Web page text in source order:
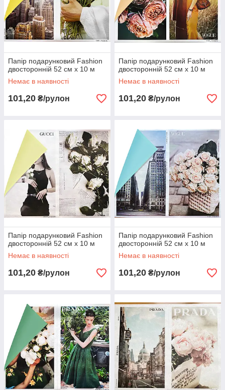
Папір подарунковий Fashion
двосторонній 52 см х 10 м
Немає в наявності
101,20 ₴/рулон
Папір подарунковий Fashion
двосторонній 52 см х 10 м
Немає в наявності
101,20 ₴/рулон
Папір подарунковий Fashion
двосторонній 52 см х 10 м
Немає в наявності
101,20 ₴/рулон
Папір подарунковий Fashion
двосторонній 52 см х 10 м
Немає в наявності
101,20 ₴/рулон